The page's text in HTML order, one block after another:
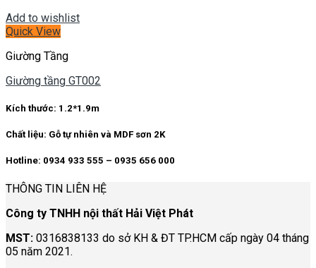
Add to wishlist
Quick View
Giường Tầng
Giường tầng GT002
Kích thước: 1.2*1.9m
Chất liệu: Gỗ tự nhiên và MDF sơn 2K
Hotline: 0934 933 555 – 0935 656 000
THÔNG TIN LIÊN HỆ
Công ty TNHH nội thất Hải Việt Phát
MST: 0316838133 do sở KH & ĐT TP.HCM cấp ngày 04 tháng
05 năm 2021.